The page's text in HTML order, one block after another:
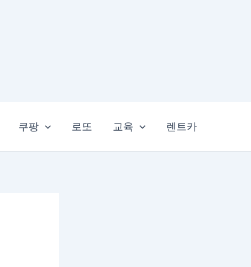
쿠팡 로또 교육 렌트카